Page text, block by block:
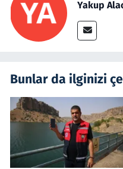
Yakup
Bunlar da ilginizi